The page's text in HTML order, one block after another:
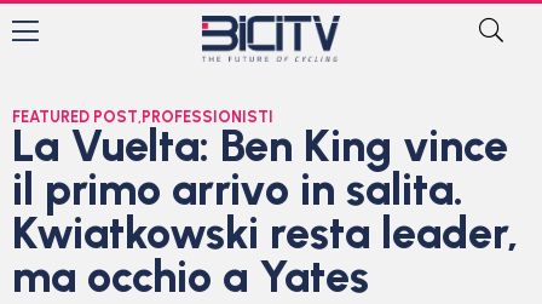
FEATURED POST, PROFESSIONISTI
La Vuelta: Ben King vince
il primo arrivo in salita.
Kwiatkowski resta leader,
ma occhio a Yates